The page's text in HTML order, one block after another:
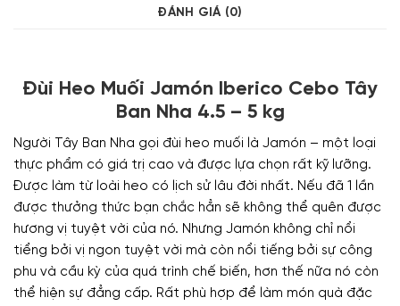
ĐÁNH GIÁ (0)
Đùi Heo Muối Jamón Iberico Cebo Tây
Ban Nha 4.5 – 5 kg
Người Tây Ban Nha gọi đùi heo muối là Jamón – một loại
thực phẩm có giá trị cao và được lựa chọn rất kỹ lưỡng.
Được làm từ loài heo có lịch sử lâu đời nhất. Nếu đã 1 lần
được thưởng thức bạn chắc hẳn sẽ không thể quên được
hương vị tuyệt vời của nó. Nhưng Jamón không chỉ nổi
tiểng bởi vị ngon tuyệt vời mà còn nổi tiếng bởi sự công
phu và cầu kỳ của quá trình chế biến, hơn thế nữa nó còn
thể hiện sự đẳng cấp. Rất phù hợp để làm món quà đặc